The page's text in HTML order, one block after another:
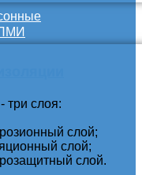
три слоя:
слой;
слой;
слой.